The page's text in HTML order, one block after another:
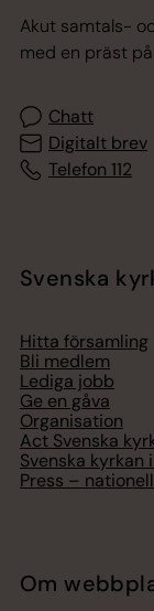
Akut samtals-
med en präst
Chatt
Digitalt brev
Telefon 112
Svenska
Hitta församling
Bli medlem
Lediga jobb
Ge en gåva
Organisation
Act Svenska
Svenska kyrkan
Press –
Om